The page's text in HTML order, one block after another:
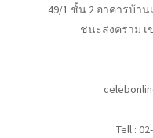
49/1 ชั้น 2 อาคารบ้า
ชนะสงคราม เ
Tell :